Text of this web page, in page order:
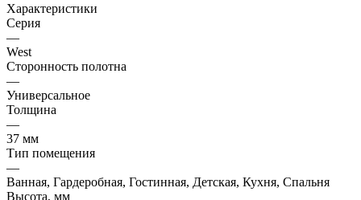
Характеристики
Серия
—
West
Сторонность полотна
—
Универсальное
Толщина
—
37 мм
Тип помещения
—
Ванная, Гардеробная, Гостинная, Детская, Кухня, Спальня
Высота, мм